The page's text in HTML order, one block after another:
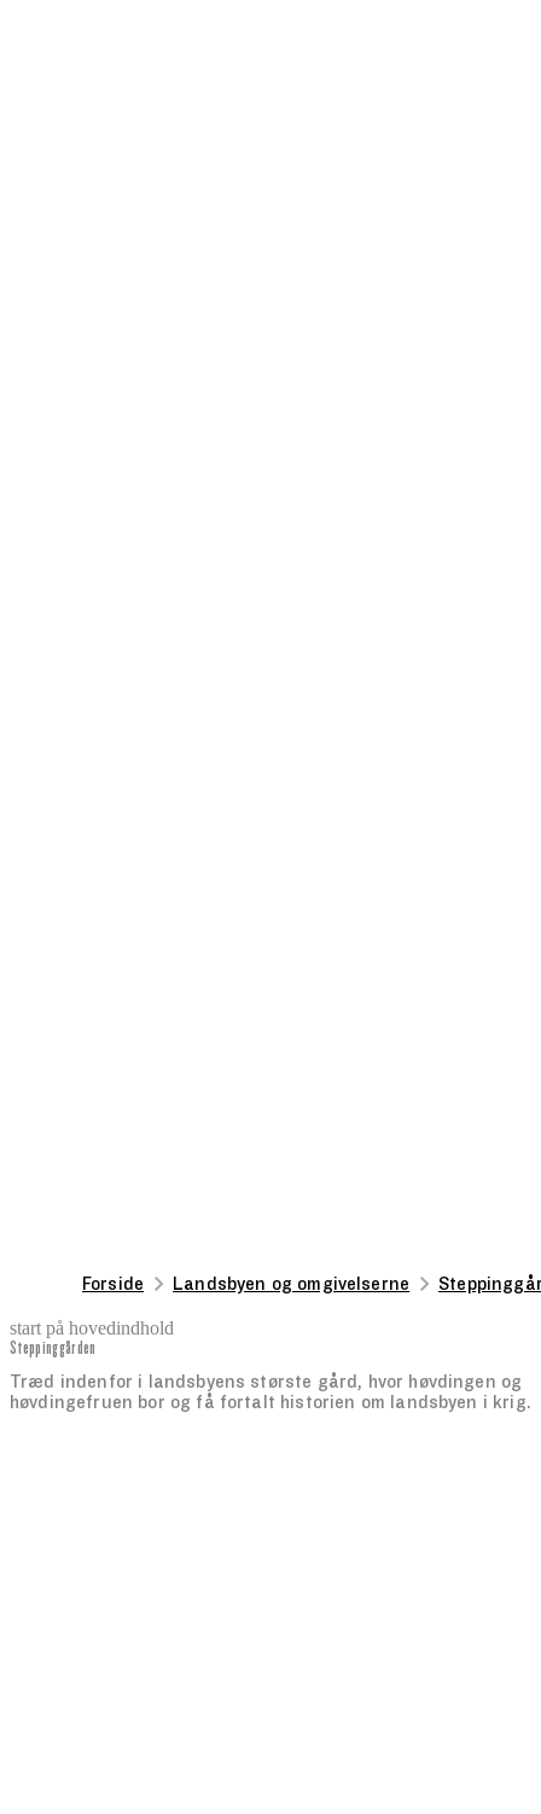
Forside Landsbyen og omgivelserne
start på hovedindhold
Steppinggården
Træd indenfor i landsbyens største gård, hvor høvdingen og
høvdingefruen bor og få fortalt historien om landsbyen i krig.
senest opdateret 13. januar 2026